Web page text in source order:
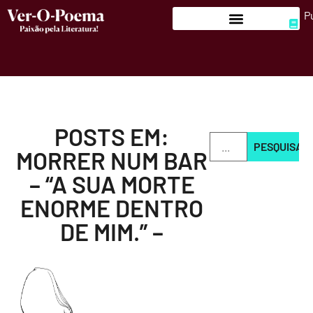
POSTS EM:
MORRER NUM BAR
– “A SUA MORTE
ENORME DENTRO
DE MIM.” –
PESQUISAR